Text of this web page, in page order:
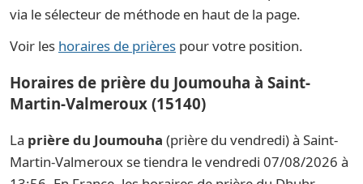
via le sélecteur de méthode en haut de la page.
Voir les horaires de prières pour votre position.
Horaires de prière du Joumouha à Saint-
Martin-Valmeroux (15140)
La prière du Joumouha (prière du vendredi) à Saint-
Martin-Valmeroux se tiendra le vendredi 07/08/2026 à